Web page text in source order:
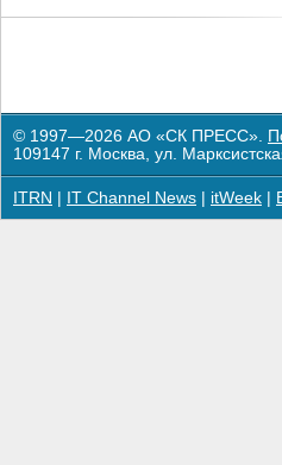
© 1997—2026 АО «СК ПРЕСС».
109147 г. Москва, ул.
ITRN IT Channel News itWeek